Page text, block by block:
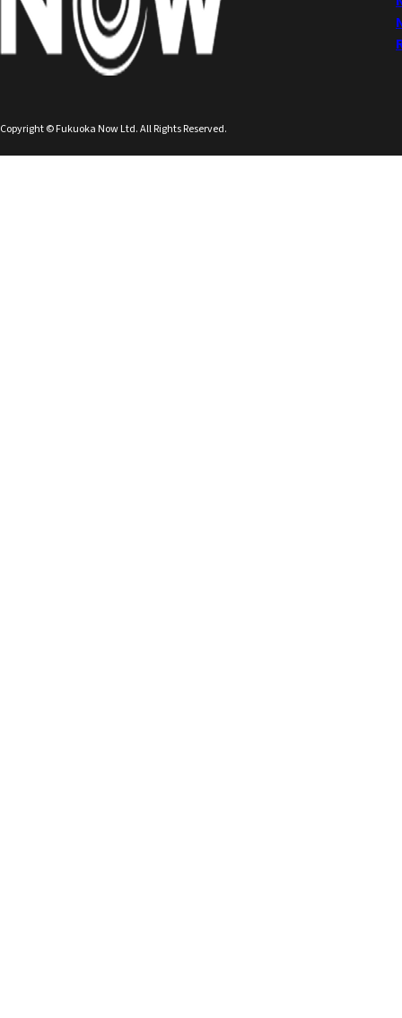
Copyright © Fukuoka Now Ltd. All Rights Reserved.